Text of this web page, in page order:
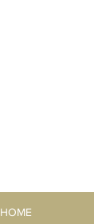
HOME